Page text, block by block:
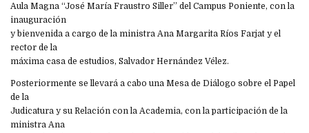
Aula Magna “José María Fraustro Siller” del Campus Poniente, con la
inauguración
y bienvenida a cargo de la ministra Ana Margarita Ríos Farjat y el
rector de la
máxima casa de estudios, Salvador Hernández Vélez.
Posteriormente se llevará a cabo una Mesa de Diálogo sobre el Papel
de la
Judicatura y su Relación con la Academia, con la participación de la
ministra Ana